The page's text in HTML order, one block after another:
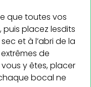
que toutes vos
placez lesdits
et à l’abri de la
de
y êtes, placer
bocal ne